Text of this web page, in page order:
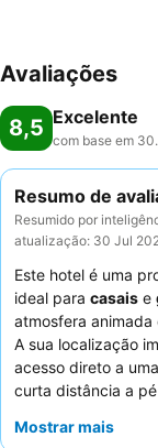
Avaliações
8,5 Excelente
com base em
Resumo de
Resumido por
atualização: 30 Jul
Este hotel é uma
ideal para casais e
atmosfera
A sua localização
acesso direto a uma
curta distância a
particularmente o
Mostrar mais